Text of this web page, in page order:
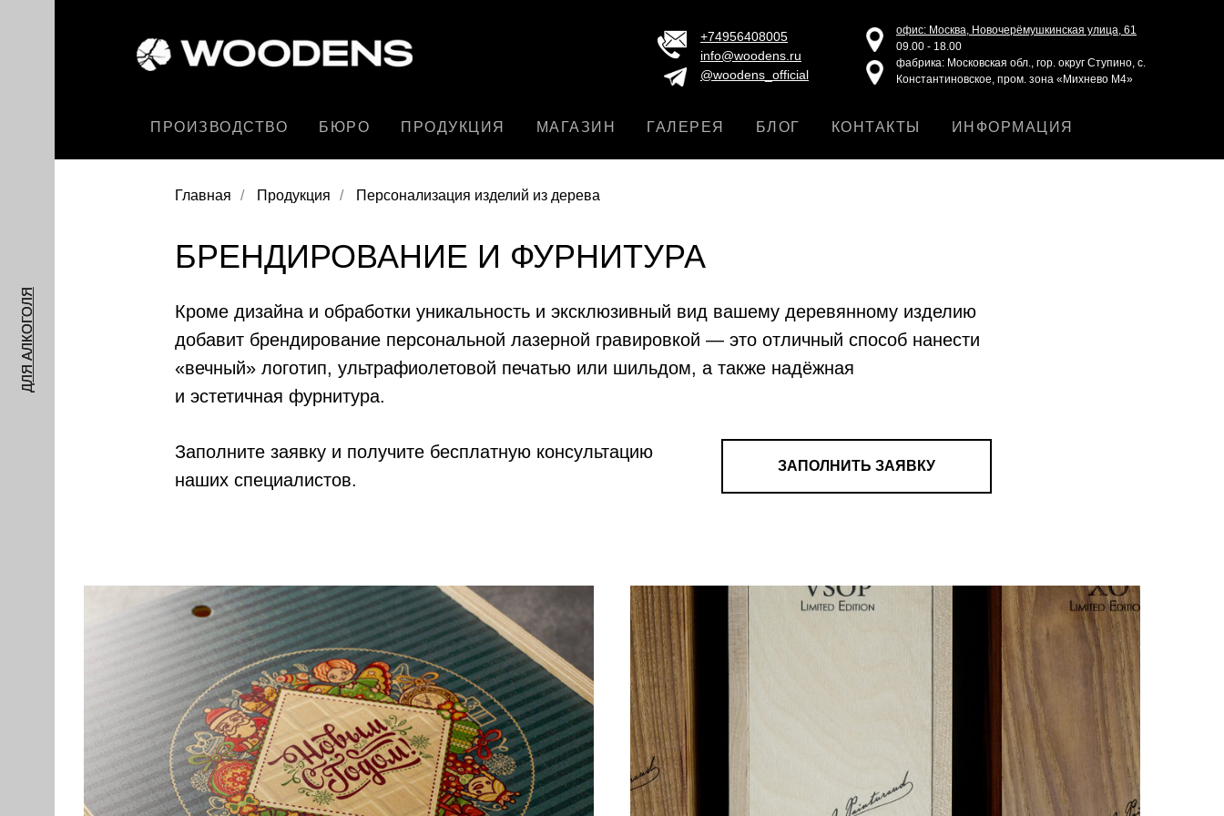
+74956408005
info@woodens.ru
@woodens_official
офис: Москва, Новочерёмушкинская улица, 61
09.00 - 18.00
фабрика: Московская обл., гор. округ Ступино, с.
Константиновское, пром. зона «Михнево М4»
ПРОИЗВОДСТВО БЮРО ПРОДУКЦИЯ МАГАЗИН ГАЛЕРЕЯ БЛОГ КОНТАКТЫ ИНФОРМАЦИЯ
ДЛЯ АЛКОГОЛЯ
Главная / Продукция / Персонализация изделий из дерева
БРЕНДИРОВАНИЕ И ФУРНИТУРА
Кроме дизайна и обработки уникальность и эксклюзивный вид вашему деревянному изделию
добавит брендирование персональной лазерной гравировкой — это отличный способ нанести
«вечный» логотип, ультрафиолетовой печатью или шильдом, а также надёжная
и эстетичная фурнитура.
Заполните заявку и получите бесплатную консультацию
наших специалистов.
ЗАПОЛНИТЬ ЗАЯВКУ